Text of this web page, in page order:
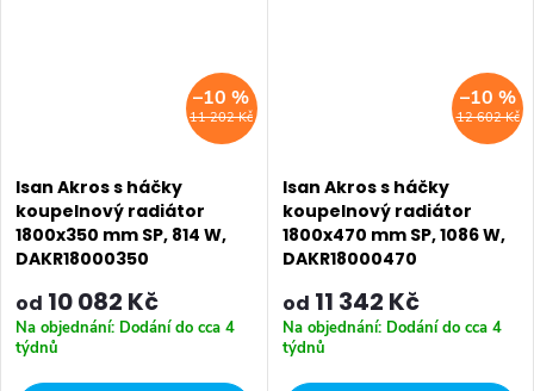
11 202 Kč
–10 %
Isan Akros s háčky
koupelnový radiátor
1800x350 mm SP, 814 W,
DAKR18000350
od 10 082 Kč
Na objednání: Dodání do cca 4
týdnů
12 602 Kč
–10 %
Isan Akros s háčky
koupelnový radiátor
1800x470 mm SP, 1086 W,
DAKR18000470
od 11 342 Kč
Na objednání: Dodání do cca 4
týdnů